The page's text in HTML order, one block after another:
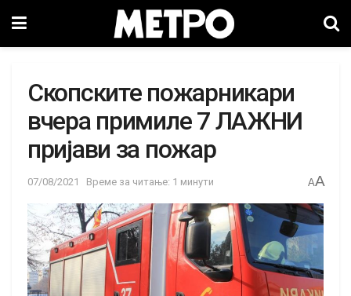
Скопските пожарникари
вчера примиле 7 ЛАЖНИ
пријави за пожар
07/08/2021 Време за читање: 1 минути AA